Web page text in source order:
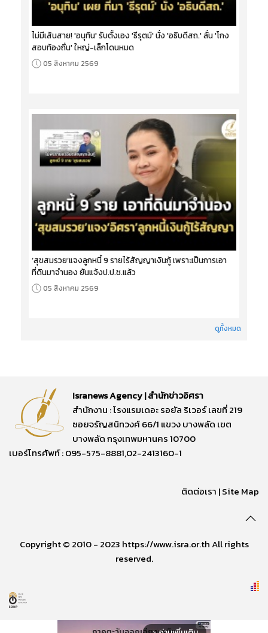
ไม่มีเส้นสาย! 'อนุทิน' รับตั้งเอง 'ธีรุตม์' นั่ง 'อธิบดีสถ.' ลั่น 'โกง
สอบท้องถิ่น' ใหญ่-เล็กโดนหมด
05 สิงหาคม 2569
‘สุขสมรวย’แจงลูกหนี้ 9 รายไร้สัญญาเงินกู้ เพราะเป็นการเอา
ที่ดินมาจำนอง ยันแจ้งป.ป.ช.แล้ว
05 สิงหาคม 2569
ดูทั้งหมด
Isranews Agency | สำนักข่าวอิศรา
สำนักงาน : โรงแรมเดอะ รอยัล ริเวอร์ เลขที่ 219
ซอยจรัญสนิทวงศ์ 66/1 แขวง บางพลัด เขต
บางพลัด กรุงเทพมหานคร 10700
เบอร์โทรศัพท์ : 095-575-8881,02-2413160-1
ติดต่อเรา |Site Map
Copyright © 2010 - 2023 https://www.isra.or.th All rights
reserved.